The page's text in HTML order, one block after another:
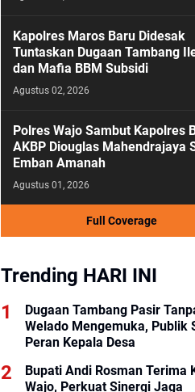
Kapolres Maros Baru Didesak
Tuntaskan Dugaan Tambang
dan Mafia BBM Subsidi
Agustus 02, 2026
Polres Wajo Sambut Kapolres
AKBP Diouglas Mahendrajaya
Emban Amanah
Agustus 01, 2026
Full Coverage
Trending HARI INI
Dugaan Tambang Pasir
Welado Mengemuka, Publik
Peran Kepala Desa
Bupati Andi Rosman Terima
Wajo, Perkuat Sinergi Jaga